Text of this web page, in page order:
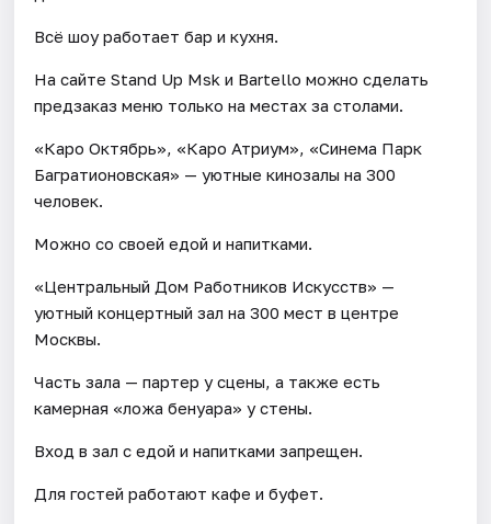
Всё шоу работает бар и кухня.
На сайте Stand Up Msk и Bartello можно сделать
предзаказ меню только на местах за столами.
«Каро Октябрь», «Каро Атриум», «Синема Парк
Багратионовская» — уютные кинозалы на 300
человек.
Можно со своей едой и напитками.
«Центральный Дом Работников Искусств» —
уютный концертный зал на 300 мест в центре
Москвы.
Часть зала — партер у сцены, а также есть
камерная «ложа бенуара» у стены.
Вход в зал с едой и напитками запрещен.
Для гостей работают кафе и буфет.